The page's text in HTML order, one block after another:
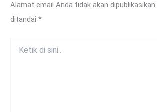
Alamat email Anda tidak akan dipublikasikan.
ditandai *